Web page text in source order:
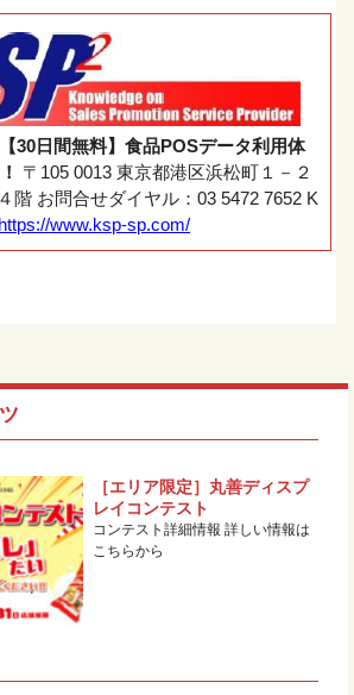
【30日間無料】食品POSデータ利用体
〒105 0013 東京都港区浜松町１－２
階 お問合せダイヤル：03 5472 7652 K
https://www.ksp-sp.com/
［エリア限定］丸善ディスプ
レイコンテスト
コンテスト詳細情報 詳しい情報は
こちらから